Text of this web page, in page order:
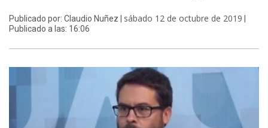
Publicado por: Claudio Nuñez | sábado 12 de octubre de 2019
Publicado a las: 16:06